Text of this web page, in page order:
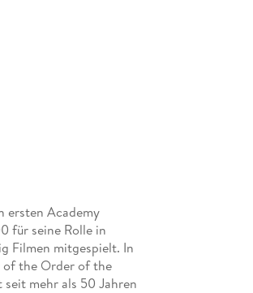
ersten Academy
für seine Rolle in
Filmen mitgespielt. In
of the Order of the
mehr als 50 Jahren